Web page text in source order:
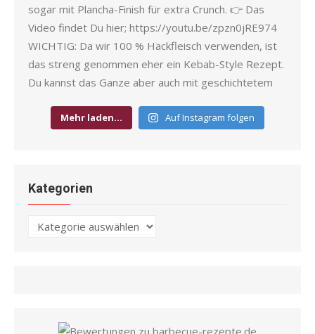
Mehr laden… Auf Instagram folgen
Kategorien
Kategorien